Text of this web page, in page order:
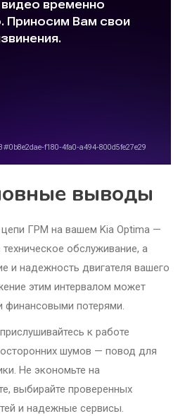
выводы
ГРМ на вашем Kia Optima —
обслуживание, а
и надежность двигателя вашего
этим интервалом может
финансовыми потерями.
к работе
шумов — повод для
Не экономьте на
выбирайте проверенных
и надежные сервисы.